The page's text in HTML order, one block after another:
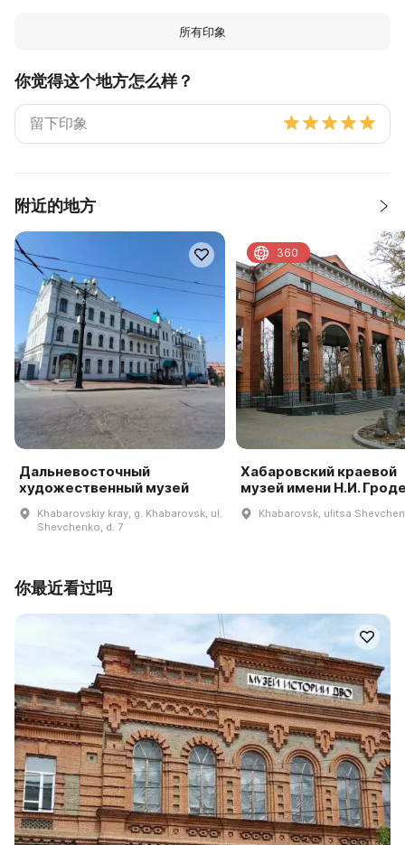
所有印象
你觉得这个地方怎么样？
附近的地方
Дальневосточный
художественный музей
Khabarovskiy kray, g. Khabarovsk, ul.
Shevchenko, d. 7
Хабаровский краевой
музей имени Н.И.
Khabarovsk, ulitsa
360
你最近看过吗